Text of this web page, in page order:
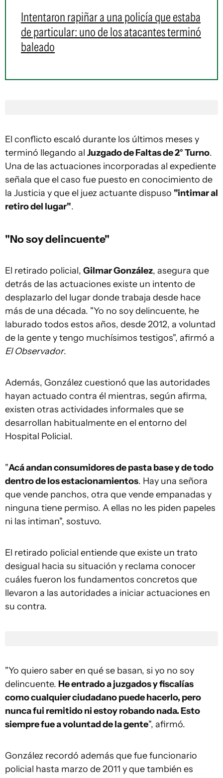
Intentaron rapiñar a una policía que estaba
de particular: uno de los atacantes terminó
baleado
El conflicto escaló durante los últimos meses y
terminó llegando al Juzgado de Faltas de 2° Turno.
Una de las actuaciones incorporadas al expediente
señala que el caso fue puesto en conocimiento de
la Justicia y que el juez actuante dispuso "intimar al
retiro del lugar".
"No soy delincuente"
El retirado policial, Gilmar González, asegura que
detrás de las actuaciones existe un intento de
desplazarlo del lugar donde trabaja desde hace
más de una década. "Yo no soy delincuente, he
laburado todos estos años, desde 2012, a voluntad
de la gente y tengo muchísimos testigos", afirmó a
El Observador.
Además, González cuestionó que las autoridades
hayan actuado contra él mientras, según afirma,
existen otras actividades informales que se
desarrollan habitualmente en el entorno del
Hospital Policial.
"Acá andan consumidores de pasta base y de todo
dentro de los estacionamientos. Hay una señora
que vende panchos, otra que vende empanadas y
ninguna tiene permiso. A ellas no les piden papeles
ni las intiman", sostuvo.
El retirado policial entiende que existe un trato
desigual hacia su situación y reclama conocer
cuáles fueron los fundamentos concretos que
llevaron a las autoridades a iniciar actuaciones en
su contra.
"Yo quiero saber en qué se basan, si yo no soy
delincuente. He entrado a juzgados y fiscalías
como cualquier ciudadano puede hacerlo, pero
nunca fui remitido ni estoy robando nada. Esto
siempre fue a voluntad de la gente", afirmó.
González recordó además que fue funcionario
policial hasta marzo de 2011 y que también es